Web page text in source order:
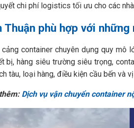
chi phí logistics tối ưu cho các
Thuận phù hợp với những
container chuyên dụng quy mô
bị, hàng siêu trường siêu trọng,
tàu, loại hàng, điều kiện cầu bến và
Dịch vụ vận chuyển container